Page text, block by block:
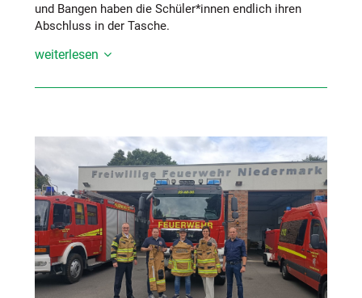
und Bangen haben die Schüler*innen endlich ihren
Abschluss in der Tasche.
weiterlesen
Unsere Jahrgangsbesten 2025:
Adrian Dittenbär – Oberschule Hagen a.T.W.,
Abschlussnote: 1,4
Leonard Schulte – Gymnasium Oesede,
Abschlussnote: 1,0
Jesper Bücher – Gymnasium Oesede,
Abschlussnote: 1,0